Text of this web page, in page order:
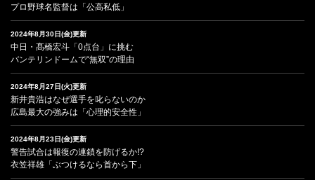
プロ野球名監督は「公高私低」
2024年8月30日(金)更新
中日・髙橋宏斗「0点台」に挑む
バンテリンドームで“無双”の理由
2024年8月27日(火)更新
新井貴浩はなぜ選手を叱らないのか
広島最大の強みは「心理的安全性」
2024年8月23日(金)更新
警告試合は報復の連鎖を防げるか!?
衣笠祥雄「ぶつけるなら首から下」